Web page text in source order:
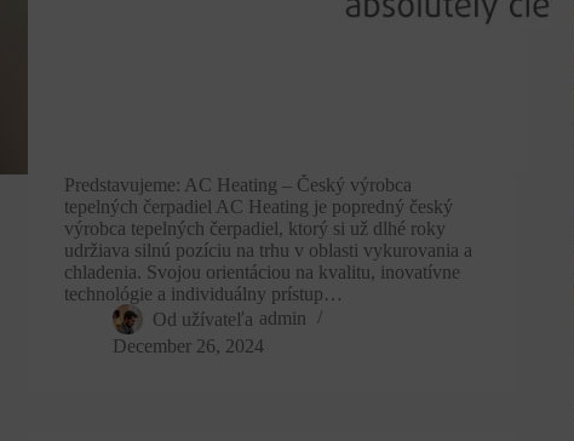
Predstavujeme: AC Heating – Český výrobca
tepelných čerpadiel AC Heating je popredný český
výrobca tepelných čerpadiel, ktorý si už dlhé roky
udržiava silnú pozíciu na trhu v oblasti vykurovania a
chladenia. Svojou orientáciou na kvalitu, inovatívne
technológie a individuálny prístup…
Od užívateľa admin
December 26, 2024